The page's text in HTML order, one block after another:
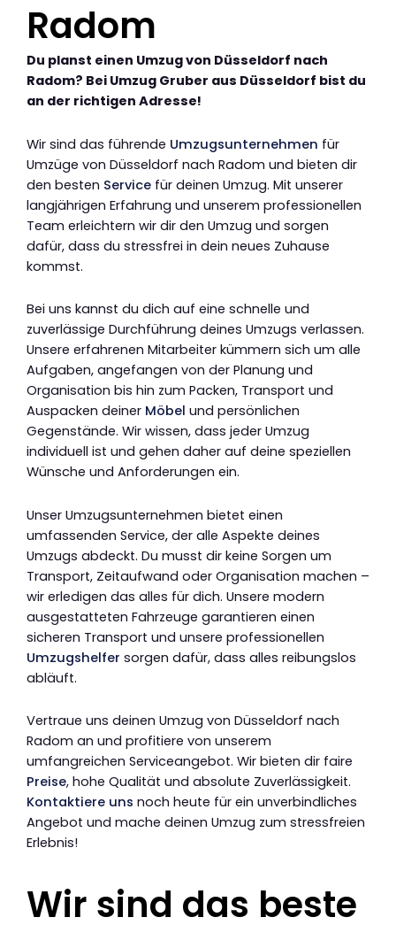
Radom
Du planst einen Umzug von Düsseldorf nach
Radom? Bei Umzug Gruber aus Düsseldorf bist du
an der richtigen Adresse!
Wir sind das führende Umzugsunternehmen für
Umzüge von Düsseldorf nach Radom und bieten dir
den besten Service für deinen Umzug. Mit unserer
langjährigen Erfahrung und unserem professionellen
Team erleichtern wir dir den Umzug und sorgen
dafür, dass du stressfrei in dein neues Zuhause
kommst.
Bei uns kannst du dich auf eine schnelle und
zuverlässige Durchführung deines Umzugs verlassen.
Unsere erfahrenen Mitarbeiter kümmern sich um alle
Aufgaben, angefangen von der Planung und
Organisation bis hin zum Packen, Transport und
Auspacken deiner Möbel und persönlichen
Gegenstände. Wir wissen, dass jeder Umzug
individuell ist und gehen daher auf deine speziellen
Wünsche und Anforderungen ein.
Unser Umzugsunternehmen bietet einen
umfassenden Service, der alle Aspekte deines
Umzugs abdeckt. Du musst dir keine Sorgen um
Transport, Zeitaufwand oder Organisation machen –
wir erledigen das alles für dich. Unsere modern
ausgestatteten Fahrzeuge garantieren einen
sicheren Transport und unsere professionellen
Umzugshelfer sorgen dafür, dass alles reibungslos
abläuft.
Vertraue uns deinen Umzug von Düsseldorf nach
Radom an und profitiere von unserem
umfangreichen Serviceangebot. Wir bieten dir faire
Preise, hohe Qualität und absolute Zuverlässigkeit.
Kontaktiere uns noch heute für ein unverbindliches
Angebot und mache deinen Umzug zum stressfreien
Erlebnis!
Wir sind das beste